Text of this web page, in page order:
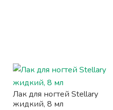
Лак для ногтей Stellary
жидкий, 8 мл